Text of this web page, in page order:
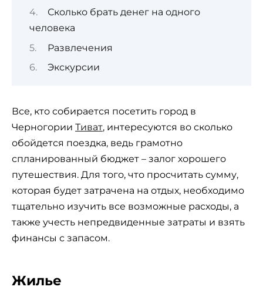
Сколько брать денег на одного
человека
Развлечения
Экскурсии
Все, кто собирается посетить город в
Черногории Тиват, интересуются во сколько
обойдется поездка, ведь грамотно
спланированный бюджет – залог хорошего
путешествия. Для того, что просчитать сумму,
которая будет затрачена на отдых, необходимо
тщательно изучить все возможные расходы, а
также учесть непредвиденные затраты и взять
финансы с запасом.
Жилье